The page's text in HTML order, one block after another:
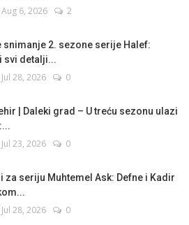
Aug 6, 2026 2
snimanje 2. sezone serije Halef:
svi detalji...
Jul 28, 2026 0
| Daleki grad – U treću sezonu ulazi
Jul 23, 2026 0
za seriju Muhtemel Ask: Defne i Kadir
Jul 28, 2026 0